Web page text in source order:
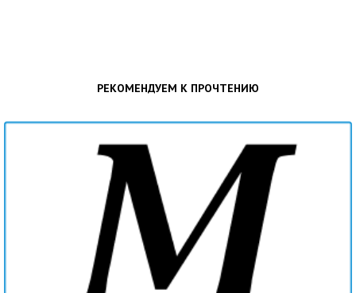
РЕКОМЕНДУЕМ К ПРОЧТЕНИЮ